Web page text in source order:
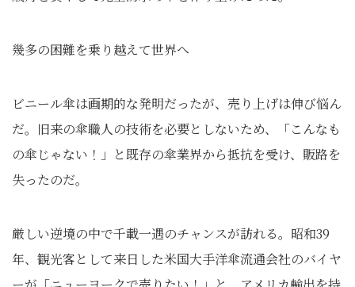
幾多の困難を乗り越えて世界へ
ビニール傘は画期的な発明だったが、売り上げは伸び悩ん
だ。旧来の傘職人の技術を必要としないため、「こんなも
の傘じゃない！」と既存の傘業界から抵抗を受け、販路を
失ったのだ。
厳しい逆境の中で千載一遇のチャンスが訪れる。昭和39
年、観光客として来日した米国大手洋傘流通会社のバイヤ